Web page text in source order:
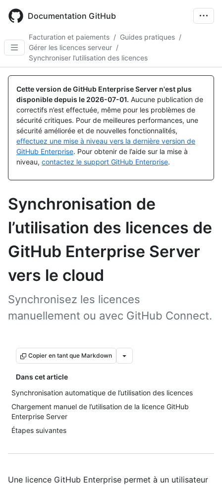
main
Documentation GitHub
Facturation et paiements / Guides pratiques /
Gérer les licences serveur /
Synchroniser l’utilisation des licences
Cette version de GitHub Enterprise Server n'est plus
disponible depuis le 2026-07-01. Aucune publication de
correctifs n’est effectuée, même pour les problèmes de
sécurité critiques. Pour de meilleures performances, une
sécurité améliorée et de nouvelles fonctionnalités,
effectuez une mise à niveau vers la dernière version de
GitHub Enterprise. Pour obtenir de l’aide sur la mise à
niveau, contactez le support GitHub Enterprise.
Synchronisation de
l’utilisation des licences de
GitHub Enterprise Server
vers le cloud
Synchronisez les licences
manuellement ou avec GitHub Connect.
Copier en tant que Markdown
Dans cet article
Synchronisation automatique de l’utilisation des licences
Chargement manuel de l’utilisation de la licence GitHub
Enterprise Server
Étapes suivantes
Une licence GitHub Enterprise permet à un utilisateur